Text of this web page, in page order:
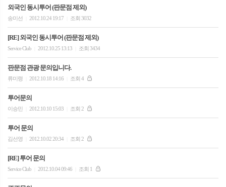
외국인 동시투어 (판문점 제외)
송미선 2012.10.24 19:17 조회 3032
[RE] 외국인 동시투어 (판문점 제외)
Service Club 2012.10.25 13:13 조회 3434
판문점 관광 문의입니다.
류미령 2012.10.18 14:16 조회 4
투어문의
이승민 2012.10.10 15:03 조회 2
투어 문의
김선영 2012.10.02 20:34 조회 2
[RE] 투어 문의
Service Club 2012.10.04 09:46 조회 1